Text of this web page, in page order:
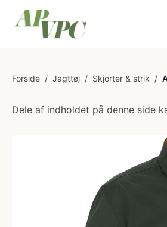
Forside / Jagttøj / Skjorter & strik /
Dele af indholdet på denne side